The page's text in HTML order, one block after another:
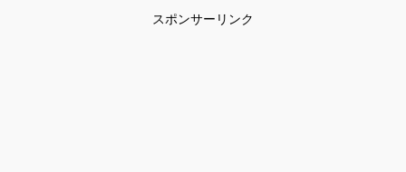
スポンサーリンク